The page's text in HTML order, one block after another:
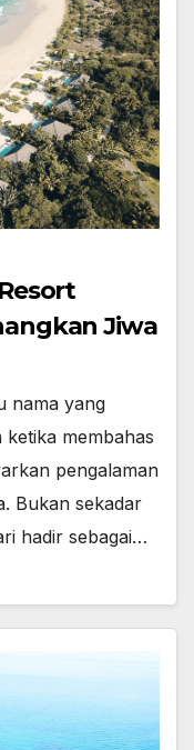
Jiwa
nama yang
membahas
pengalaman
Bukan sekadar
hadir sebagai…